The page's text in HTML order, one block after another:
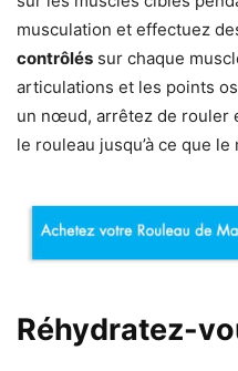
musculation et effectuez
contrôlés sur chaque
articulations et les points
un nœud, arrêtez de rouler
le rouleau jusqu’à ce que
Réhydratez-